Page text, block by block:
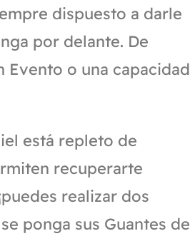
dispuesto a darle
por delante. De
Evento o una capacidad
está repleto de
recuperarte
realizar dos
ponga sus Guantes de